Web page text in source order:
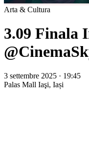
Arta & Cultura
3.09 Finala
3 settembre 2025 · 19:45
Palas Mall Iaşi, Iași